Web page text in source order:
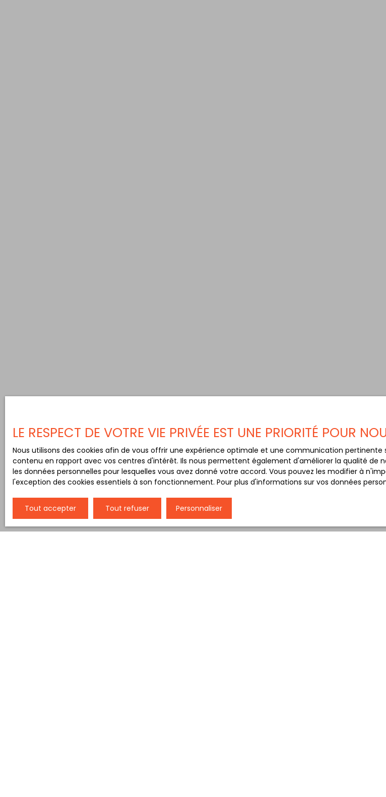
LE RESPECT DE VOTRE VIE PRIVÉE EST UNE PRIORITÉ POUR
Nous utilisons des cookies afin de vous offrir une expérience optimale et une communication
contenu en rapport avec vos centres d'intérêt. Ils nous permettent également d'améliorer la qualité de
les données personnelles pour lesquelles vous avez donné votre accord. Vous pouvez les modifier à
l'exception des cookies essentiels à son fonctionnement. Pour plus d'informations sur vos données
Tout accepter Tout refuser Personnaliser